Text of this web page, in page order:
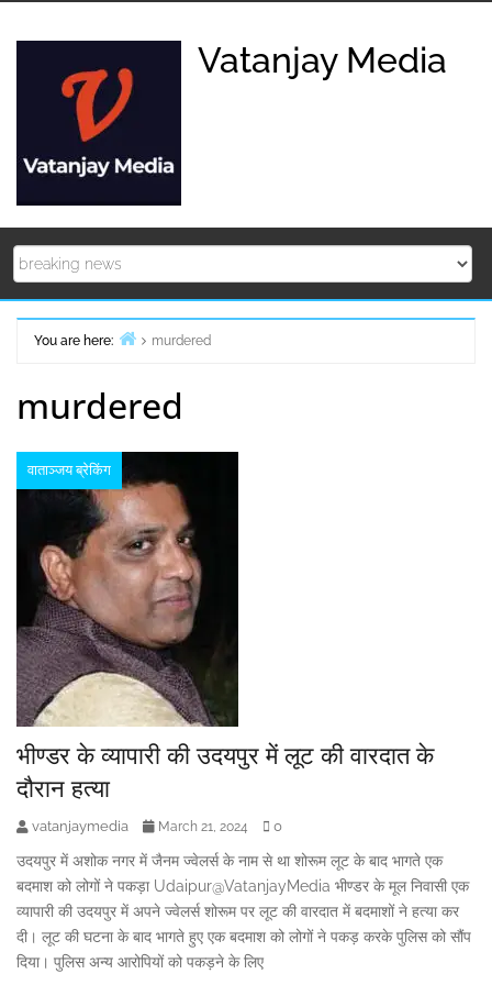
Vatanjay Media
You are here:
murdered
murdered
वाताञ्जय ब्रेकिंग
भीण्डर के व्यापारी की उदयपुर में लूट की वारदात के
दौरान हत्या
vatanjaymedia March 21, 2024 0
उदयपुर में अशोक नगर में जैनम ज्वेलर्स के नाम से था शोरूम लूट के बाद भागते एक
बदमाश को लोगों ने पकड़ा Udaipur@VatanjayMedia भीण्डर के मूल निवासी एक
व्यापारी की उदयपुर में अपने ज्वेलर्स शोरूम पर लूट की वारदात में बदमाशों ने हत्या कर
दी। लूट की घटना के बाद भागते हुए एक बदमाश को लोगों ने पकड़ करके पुलिस को सौंप
दिया। पुलिस अन्य आरोपियों को पकड़ने के लिए